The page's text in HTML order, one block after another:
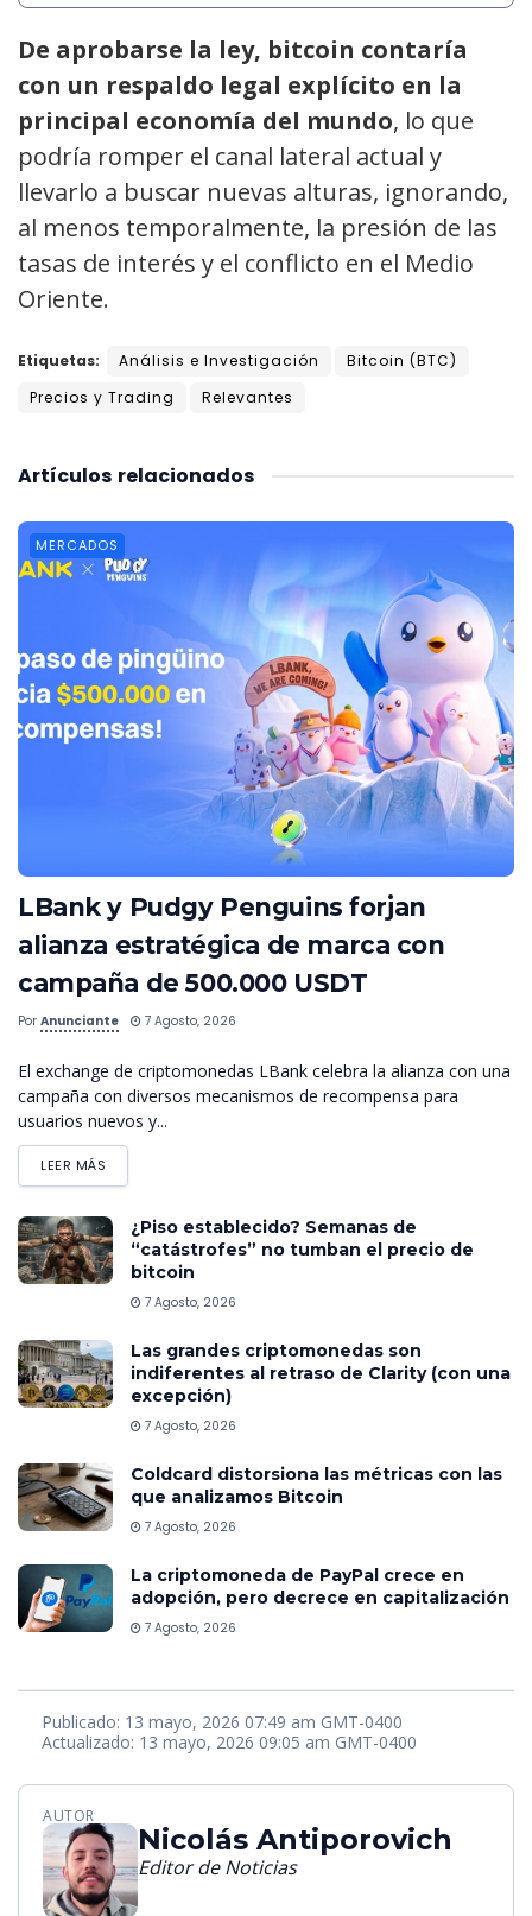
De aprobarse la ley, bitcoin contaría
con un respaldo legal explícito en la
principal economía del mundo, lo que
podría romper el canal lateral actual y
llevarlo a buscar nuevas alturas, ignorando,
al menos temporalmente, la presión de las
tasas de interés y el conflicto en el Medio
Oriente.
Etiquetas: Análisis e Investigación
Bitcoin (BTC)
Precios y Trading
Relevantes
relacionados
Artículos
MERCADOS
LBank y Pudgy Penguins forjan
alianza estratégica de marca con
campaña de 500.000 USDT
Por Anunciante 7 Agosto, 2026
El exchange de criptomonedas LBank celebra la alianza con una
campaña con diversos mecanismos de recompensa para
usuarios nuevos y...
LEER MÁS
¿Piso establecido? Semanas de
“catástrofes” no tumban el precio de
bitcoin
7 Agosto, 2026
Las grandes criptomonedas son
indiferentes al retraso de Clarity (con una
excepción)
7 Agosto, 2026
Coldcard distorsiona las métricas con las
que analizamos Bitcoin
7 Agosto, 2026
La criptomoneda de PayPal crece en
adopción, pero decrece en capitalización
7 Agosto, 2026
Publicado: 13 mayo, 2026 07:49 am GMT-0400
Actualizado: 13 mayo, 2026 09:05 am GMT-0400
AUTOR
Nicolás Antiporovich
Editor de Noticias